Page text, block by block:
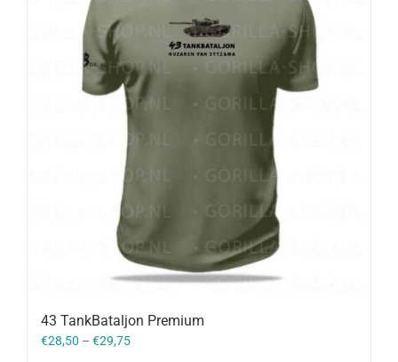
43 TankBataljon Premium
€28,50 – €29,75